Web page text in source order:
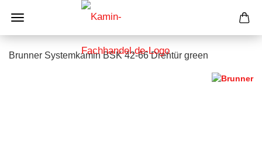
Brunner Systemkamin BSK 42-66 Drehtür green